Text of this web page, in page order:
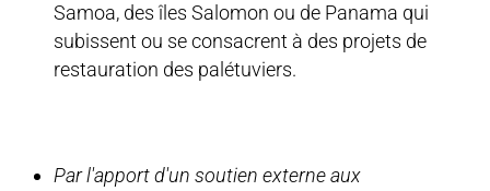
Samoa, des îles Salomon ou de Panama qui
subissent ou se consacrent à des projets de
restauration des palétuviers.
Par l'apport d'un soutien externe aux